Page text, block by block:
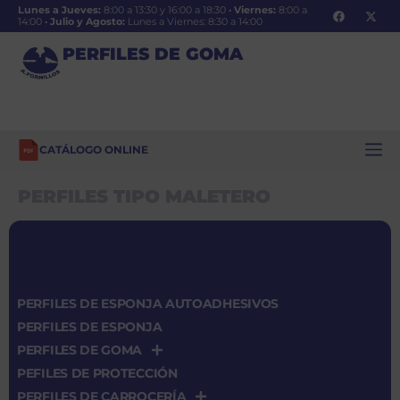
Lunes a Jueves: 8:00 a 13:30 y 16:00 a 18:30 · Viernes: 8:00 a
14:00 · Julio y Agosto: Lunes a Viernes: 8:30 a 14:00
PERFILES DE GOMA
CATÁLOGO ONLINE
PERFILES DE ESPONJA AUTOADHESIVOS
PERFILES DE ESPONJA
PERFILES DE GOMA
PEFILES DE PROTECCIÓN
PERFILES DE CARROCERÍA